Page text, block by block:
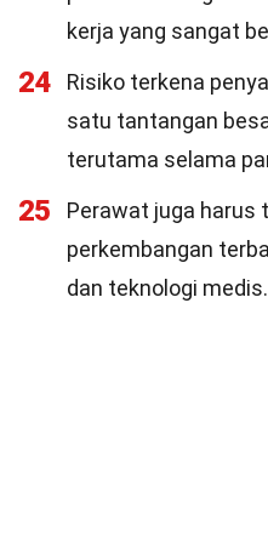
kerja yang sangat
24
Risiko terkena
satu tantangan
terutama selama
25
Perawat juga harus
perkembangan
dan teknologi medis.